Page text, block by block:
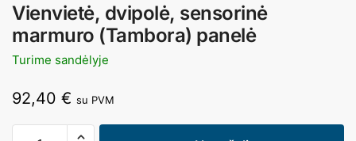
Vienvietė, dvipolė, sensorinė
marmuro (Tambora) panelė
Turime sandėlyje
92,40 € su PVM